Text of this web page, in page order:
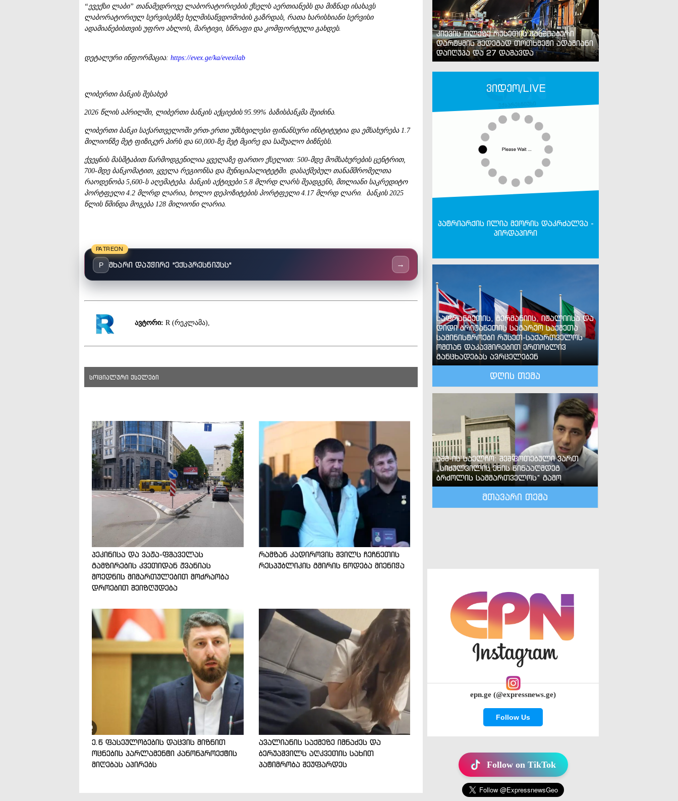
“ევექსი ლაბი” თანამედროვე ლაბორატორიების ქსელს აერთიანებს და მიზნად ისახავს
ლაბორატორიულ სერვისებზე ხელმისაწვდომობის გაზრდას, რათა ხარისხიანი სერვისი
ადამიანებისთვის უფრო ახლოს, მარტივი, სწრაფი და კომფორტული გახდეს.
დეტალური ინფორმაცია: https://evex.ge/ka/evexilab
ლიბერთი ბანკის შესახებ
2026 წლის აპრილში, ლიბერთი ბანკის აქციების 95.99% ბაზისბანკმა შეიძინა.
ლიბერთი ბანკი საქართველოში ერთ-ერთი უმსხვილესი ფინანსური ინსტიტუტია და ემსახურება 1.7
მილიონზე მეტ ფიზიკურ პირს და 60,000-ზე მეტ მცირე და საშუალო ბიზნესს.
ქვეყნის მასშტაბით წარმოდგენილია ყველაზე ფართო ქსელით: 500-მდე მომსახურების ცენტრით,
700-მდე ბანკომატით, ყველა რეგიონსა და მუნიციპალიტეტში. დასაქმებულ თანამშრომელთა
რაოდენობა 5,600-ს აღემატება. ბანკის აქტივები 5.8 მლრდ ლარს შეადგენს, მთლიანი საკრედიტო
პორტფელი 4.2 მლრდ ლარია, ხოლო დეპოზიტების პორტფელი 4.17 მლრდ ლარი. ბანკის 2025
წლის წმინდა მოგება 128 მილიონი ლარია.
PATREON
P მხარი დაუჭირე "ექსპრესნიუსს" →
ავტორი: R (რეკლამა),
სოციალური ქსელები
პეკინისა და ვაჟა-ფშაველას
გამზირების კვეთიდან ჟვანიას
მოედნის მიმართულებით მოძრაობა
დროებით შეიზღუდება
რამზან კადიროვის შვილს ჩეჩნეთის
რესპუბლიკის გმირის წოდება მიენიჭა
ე.წ ფასეულობების დაცვის მიზნით
ოცნების პარლამენტი კანონპროექტის
მიღებას აპირებს
ავალიანის საქმეზე იმნაძეს და
ბერუაშვილს აღკვეთის სახით
პატიმრობა შეუფარდეს
კიევის ოლქზე რუსეთის მასშტაბური
დარტყმის შედეგად თოთხმეტი ადამიანი
დაიღუპა და 27 დაშავდა
ვიდეო/LIVE
პატრიარქის ილია მეორის დაკრძალვა -
პირდაპირი
საფრანგეთის, გერმანიის, იტალიისა და
დიდი ბრიტანეთის საგარეო საქმეთა
სამინისტროები რუსეთ-საქართველოს
ომთან დაკავშირებით ერთობლივ
განცხადებას ავრცელებენ
დღის თემა
აშშ-ის საელჩო: შეშფოთებული ვართ
„სიძულვილის ენის წინააღმდეგ
ბრძოლის სამმართველოს“ გამო
მთავარი თემა
epn.ge (@expressnews.ge)
Follow Us
Follow on TikTok